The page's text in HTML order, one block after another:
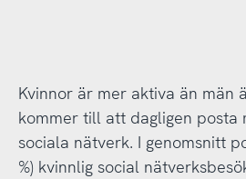
Kvinnor är mer aktiva än män
kommer till att dagligen posta
sociala nätverk. I genomsnitt
%) kvinnlig social